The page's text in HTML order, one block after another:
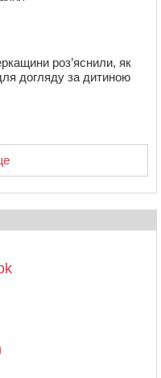
роз’яснили, як
догляду за дитиною